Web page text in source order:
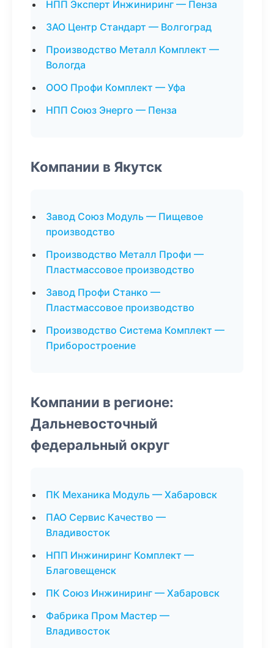
НПП Эксперт Инжиниринг — Пенза
ЗАО Центр Стандарт — Волгоград
Производство Металл Комплект —
Вологда
ООО Профи Комплект — Уфа
НПП Союз Энерго — Пенза
Компании в Якутск
Завод Союз Модуль — Пищевое
производство
Производство Металл Профи —
Пластмассовое производство
Завод Профи Станко —
Пластмассовое производство
Производство Система Комплект —
Приборостроение
Компании в регионе:
Дальневосточный
федеральный округ
ПК Механика Модуль — Хабаровск
ПАО Сервис Качество —
Владивосток
НПП Инжиниринг Комплект —
Благовещенск
ПК Союз Инжиниринг — Хабаровск
Фабрика Пром Мастер —
Владивосток